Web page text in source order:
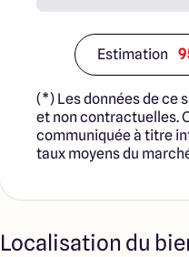
Estimation
(*) Les données de ce
et non contractuelles.
communiquée à titre
taux moyens du
Localisation du